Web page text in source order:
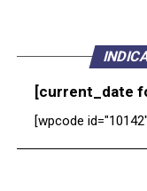
[current_date
[wpcode